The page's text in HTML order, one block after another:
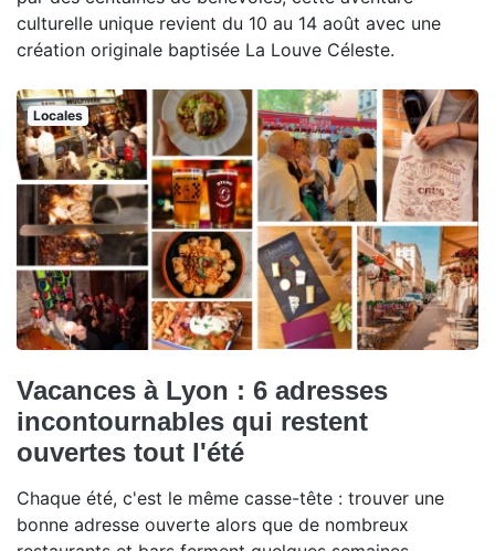
culturelle unique revient du 10 au 14 août avec une
création originale baptisée La Louve Céleste.
Locales
Vacances à Lyon : 6 adresses
incontournables qui restent
ouvertes tout l'été
Chaque été, c'est le même casse-tête : trouver une
bonne adresse ouverte alors que de nombreux